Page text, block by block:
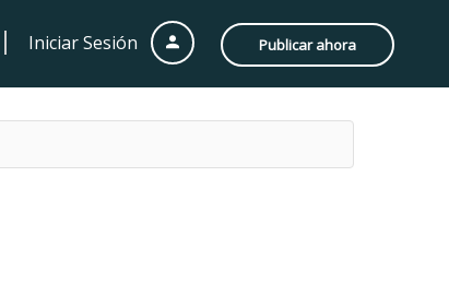
Iniciar Sesión Publicar ahora